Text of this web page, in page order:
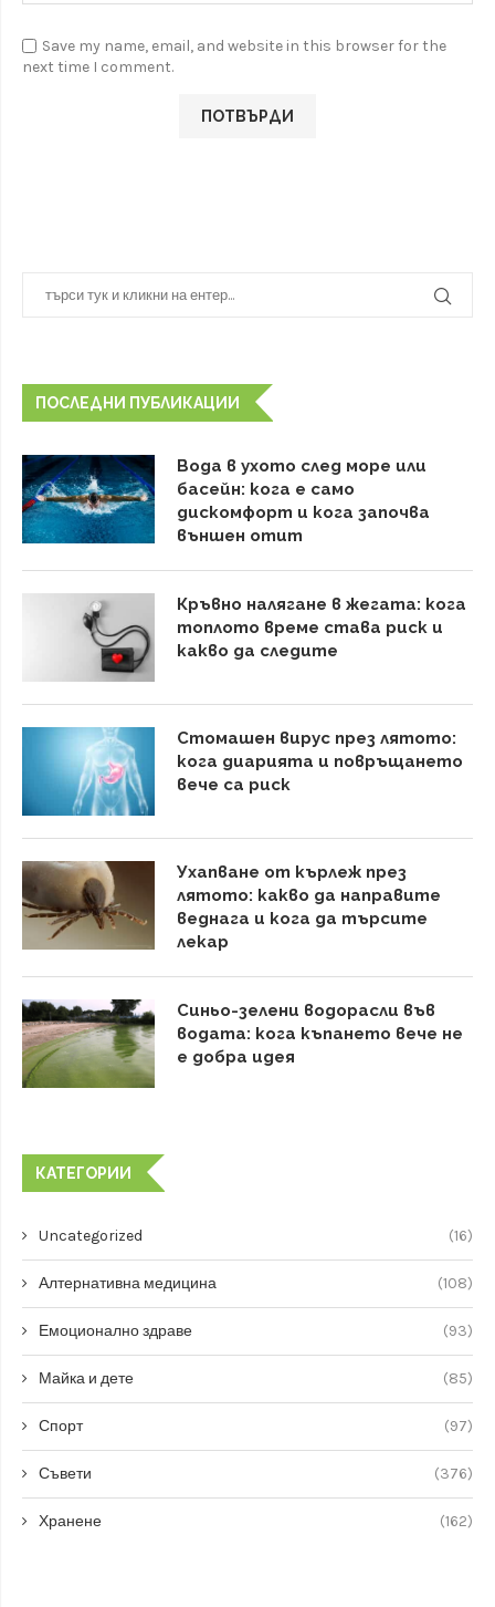
Save my name, email, and website in this browser for the
next time I comment.
ПОСЛЕДНИ ПУБЛИКАЦИИ
Вода в ухото след море или
басейн: кога е само
дискомфорт и кога започва
външен отит
Кръвно налягане в жегата: кога
топлото време става риск и
какво да следите
Стомашен вирус през лятото:
кога диарията и повръщането
вече са риск
Ухапване от кърлеж през
лятото: какво да направите
веднага и кога да търсите
лекар
Синьо-зелени водорасли във
водата: кога къпането вече не
е добра идея
КАТЕГОРИИ
Uncategorized (16)
Алтернативна медицина (108)
Емоционално здраве (93)
Майка и дете (85)
Спорт (97)
Съвети (376)
Хранене (162)